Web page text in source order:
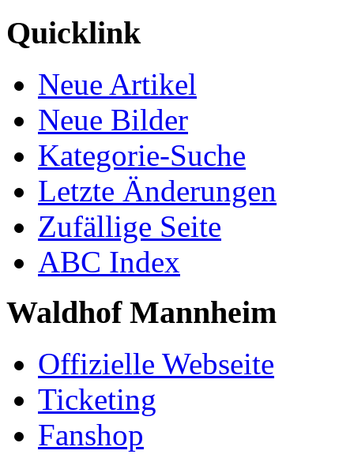
Quicklink
Neue Artikel
Neue Bilder
Kategorie-Suche
Letzte Änderungen
Zufällige Seite
ABC Index
Waldhof Mannheim
Offizielle Webseite
Ticketing
Fanshop